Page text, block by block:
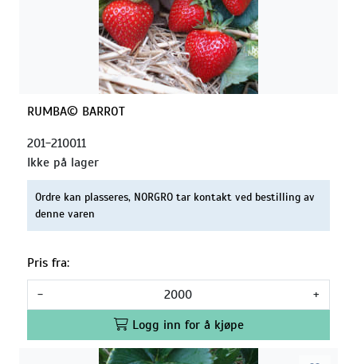
RUMBA© BARROT
201-210011
Ikke på lager
Ordre kan plasseres, NORGRO tar kontakt ved bestilling av
denne varen
Pris fra:
-
+
Logg inn for å kjøpe